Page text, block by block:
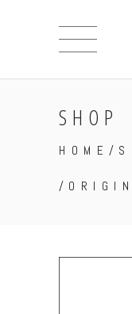
SHOP
HOME /
/